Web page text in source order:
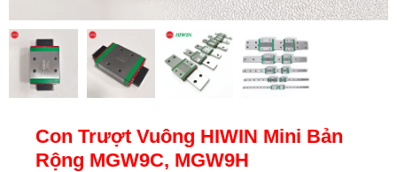
Con Trượt Vuông HIWIN Mini Bản
Rộng MGW9C, MGW9H